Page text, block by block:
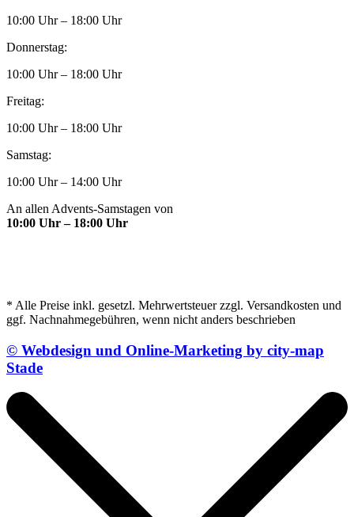
10:00 Uhr – 18:00 Uhr
Donnerstag:
10:00 Uhr – 18:00 Uhr
Freitag:
10:00 Uhr – 18:00 Uhr
Samstag:
10:00 Uhr – 14:00 Uhr
An allen Advents-Samstagen von
10:00 Uhr – 18:00 Uhr
* Alle Preise inkl. gesetzl. Mehrwertsteuer zzgl. Versandkosten und
ggf. Nachnahmegebühren, wenn nicht anders beschrieben
© Webdesign und Online-Marketing by city-map
Stade